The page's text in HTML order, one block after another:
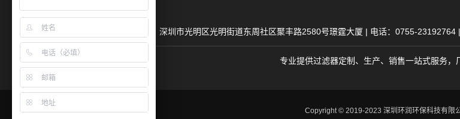
地址：深圳市光明区光明街道东周社区聚丰路2580号璟霆大厦 | 电话：0755-
专业提供过滤器定制、生产、销售一站式服务，
Copyright © 2019-2023 深圳环润环保科技有限